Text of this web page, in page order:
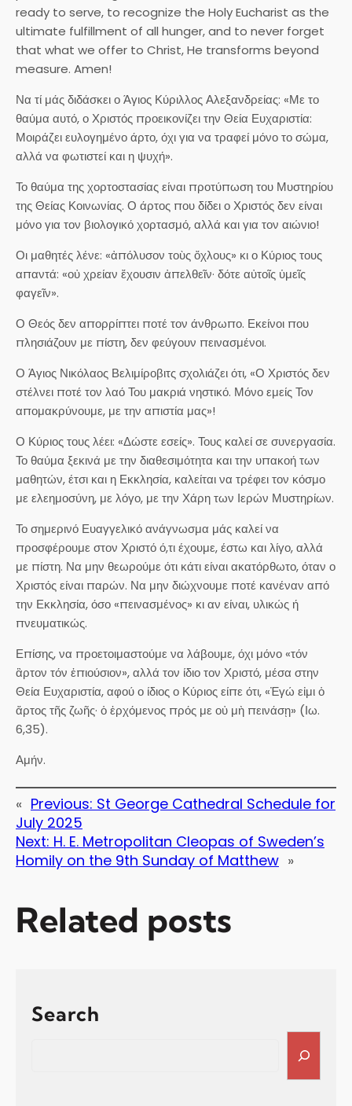
ready to serve, to recognize the Holy Eucharist as the
ultimate fulfillment of all hunger, and to never forget
that what we offer to Christ, He transforms beyond
measure. Amen!
Να τί μάς διδάσκει ο Άγιος Κύριλλος Αλεξανδρείας: «Με το
θαύμα αυτό, ο Χριστός προεικονίζει την Θεία Ευχαριστία:
Μοιράζει ευλογημένο άρτο, όχι για να τραφεί μόνο το σώμα,
αλλά να φωτιστεί και η ψυχή».
Το θαύμα της χορτοστασίας είναι προτύπωση του Μυστηρίου
της Θείας Κοινωνίας. Ο άρτος που δίδει ο Χριστός δεν είναι
μόνο για τον βιολογικό χορτασμό, αλλά και για τον αιώνιο!
Οι μαθητές λένε: «ἀπόλυσον τοὺς ὄχλους» κι ο Κύριος τους
απαντά: «οὐ χρείαν ἔχουσιν ἀπελθεῖν· δότε αὐτοῖς ὑμεῖς
φαγεῖν».
Ο Θεός δεν απορρίπτει ποτέ τον άνθρωπο. Εκείνοι που
πλησιάζουν με πίστη, δεν φεύγουν πεινασμένοι.
Ο Άγιος Νικόλαος Βελιμίροβιτς σχολιάζει ότι, «Ο Χριστός δεν
στέλνει ποτέ τον λαό Του μακριά νηστικό. Μόνο εμείς Τον
απομακρύνουμε, με την απιστία μας»!
Ο Κύριος τους λέει: «Δώστε εσείς». Τους καλεί σε συνεργασία.
Το θαύμα ξεκινά με την διαθεσιμότητα και την υπακοή των
μαθητών, έτσι και η Εκκλησία, καλείται να τρέφει τον κόσμο
με ελεημοσύνη, με λόγο, με την Χάρη των Ιερών Μυστηρίων.
Το σημερινό Ευαγγελικό ανάγνωσμα μάς καλεί να
προσφέρουμε στον Χριστό ό,τι έχουμε, έστω και λίγο, αλλά
με πίστη. Να μην θεωρούμε ότι κάτι είναι ακατόρθωτο, όταν ο
Χριστός είναι παρών. Να μην διώχνουμε ποτέ κανέναν από
την Εκκλησία, όσο «πεινασμένος» κι αν είναι, υλικώς ή
πνευματικώς.
Επίσης, να προετοιμαστούμε να λάβουμε, όχι μόνο «τόν
ἂρτον τόν ἐπιούσιον», αλλά τον ίδιο τον Χριστό, μέσα στην
Θεία Ευχαριστία, αφού ο ίδιος ο Κύριος είπε ότι, «Ἐγώ εἰμι ὁ
ἄρτος τῆς ζωῆς· ὁ ἐρχόμενος πρός με οὐ μὴ πεινάσῃ» (Ιω.
6,35).
Αμήν.
« Previous: St George Cathedral Schedule for
July 2025
Next: H. E. Metropolitan Cleopas of Sweden’s
Homily on the 9th Sunday of Matthew »
Related posts
Search